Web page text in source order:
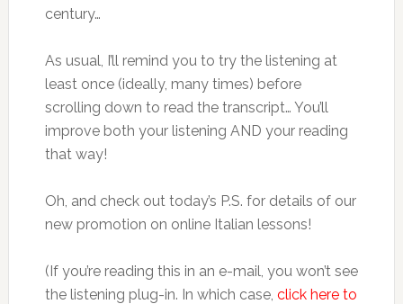
century…
As usual, I’ll remind you to try the listening at
least once (ideally, many times) before
scrolling down to read the transcript… You’ll
improve both your listening AND your reading
that way!
Oh, and check out today’s P.S. for details of our
new promotion on online Italian lessons!
(If you’re reading this in an e-mail, you won’t see
the listening plug-in. In which case, click here to